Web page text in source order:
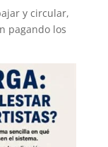
y circular,
pagando los